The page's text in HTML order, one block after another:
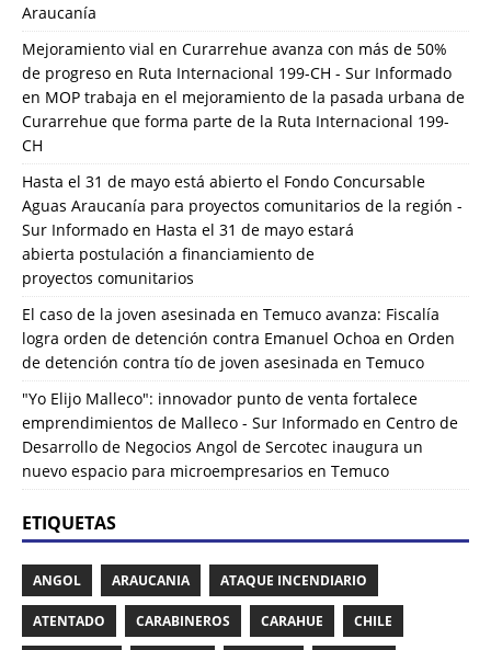
Araucanía
Mejoramiento vial en Curarrehue avanza con más de 50%
de progreso en Ruta Internacional 199-CH - Sur Informado
en MOP trabaja en el mejoramiento de la pasada urbana de
Curarrehue que forma parte de la Ruta Internacional 199-
CH
Hasta el 31 de mayo está abierto el Fondo Concursable
Aguas Araucanía para proyectos comunitarios de la región -
Sur Informado en Hasta el 31 de mayo estará
abierta postulación a financiamiento de
proyectos comunitarios
El caso de la joven asesinada en Temuco avanza: Fiscalía
logra orden de detención contra Emanuel Ochoa en Orden
de detención contra tío de joven asesinada en Temuco
"Yo Elijo Malleco": innovador punto de venta fortalece
emprendimientos de Malleco - Sur Informado en Centro de
Desarrollo de Negocios Angol de Sercotec inaugura un
nuevo espacio para microempresarios en Temuco
ETIQUETAS
ANGOL ARAUCANIA ATAQUE INCENDIARIO
ATENTADO CARABINEROS CARAHUE CHILE